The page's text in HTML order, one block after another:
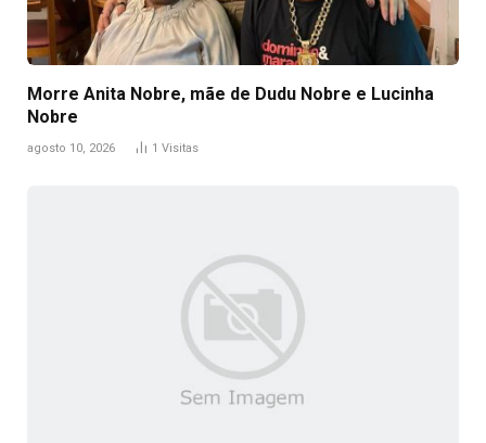
Morre Anita Nobre, mãe de Dudu Nobre e Lucinha
Nobre
agosto 10, 2026 1 Visitas